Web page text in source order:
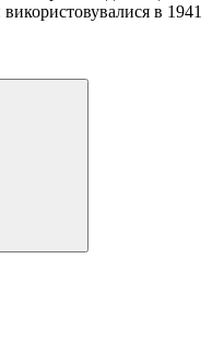
в 1941